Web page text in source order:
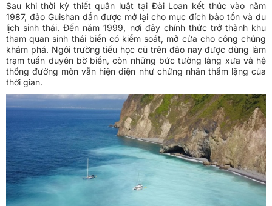
Sau khi thời kỳ thiết quân luật tại Đài Loan kết thúc vào năm
1987, đảo Guishan dần được mở lại cho mục đích bảo tồn và du
lịch sinh thái. Đến năm 1999, nơi đây chính thức trở thành khu
tham quan sinh thái biển có kiểm soát, mở cửa cho công chúng
khám phá. Ngôi trường tiểu học cũ trên đảo nay được dùng làm
trạm tuần duyên bờ biển, còn những bức tường làng xưa và hệ
thống đường mòn vẫn hiện diện như chứng nhân thầm lặng của
thời gian.